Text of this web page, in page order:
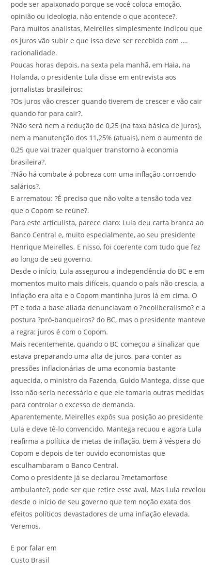
pode ser apaixonado porque se você coloca emoção,
opinião ou ideologia, não entende o que acontece?.
Para muitos analistas, Meirelles simplesmente indicou que
os juros vão subir e que isso deve ser recebido com ….
racionalidade.
Poucas horas depois, na sexta pela manhã, em Haia, na
Holanda, o presidente Lula disse em entrevista aos
jornalistas brasileiros:
?Os juros vão crescer quando tiverem de crescer e vão cair
quando for para cair?.
?Não será nem a redução de 0,25 (na taxa básica de juros),
nem a manutenção dos 11,25% (atuais), nem o aumento de
0,25 que vai trazer qualquer transtorno à economia
brasileira?.
?Não há combate à pobreza com uma inflação corroendo
salários?.
E arrematou: ?É preciso que não volte a tensão toda vez
que o Copom se reúne?.
Para este articulista, parece claro: Lula deu carta branca ao
Banco Central e, muito especialmente, ao seu presidente
Henrique Meirelles. E nisso, foi coerente com tudo que fez
ao longo de seu governo.
Desde o início, Lula assegurou a independência do BC e em
momentos muito mais difíceis, quando o país não crescia, a
inflação era alta e o Copom mantinha juros lá em cima. O
PT e toda a base aliada denunciavam o ?neoliberalismo? e a
postura ?pró-banqueiros? do BC, mas o presidente manteve
a regra: juros é com o Copom.
Mais recentemente, quando o BC começou a sinalizar que
estava preparando uma alta de juros, para conter as
pressões inflacionárias de uma economia bastante
aquecida, o ministro da Fazenda, Guido Mantega, disse que
isso não seria necessário e que ele tomaria outras medidas
para controlar o excesso de demanda.
Aparentemente, Meirelles expôs sua posição ao presidente
Lula e deve tê-lo convencido. Mantega recuou e agora Lula
reafirma a política de metas de inflação, bem à véspera do
Copom e depois de ter ouvido economistas que
esculhambaram o Banco Central.
Como o presidente já se declarou ?metamorfose
ambulante?, pode ser que retire esse aval. Mas Lula revelou
desde o início de seu governo que tem noção exata dos
efeitos políticos devastadores de uma inflação elevada.
Veremos.
E por falar em
Custo Brasil